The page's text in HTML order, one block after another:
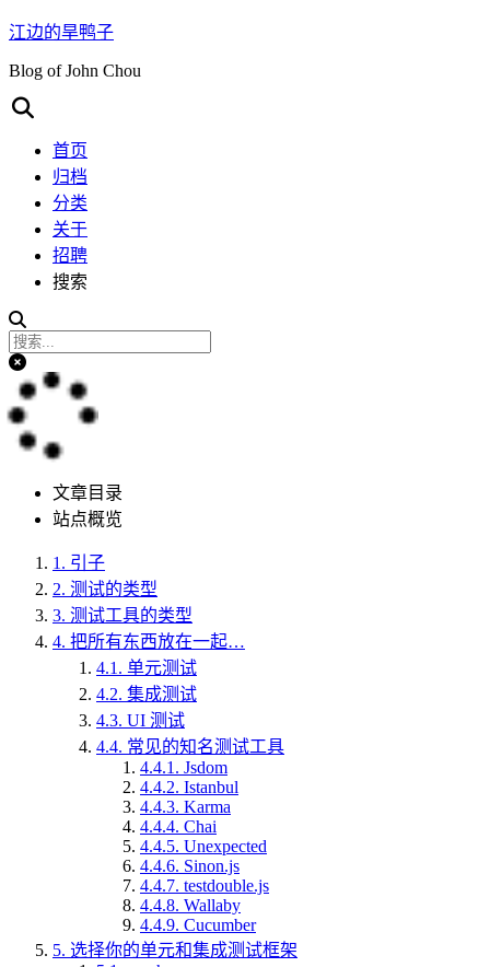
江边的旱鸭子
Blog of John Chou
首页
归档
分类
关于
招聘
搜索
文章目录
站点概览
1. 引子
2. 测试的类型
3. 测试工具的类型
4. 把所有东西放在一起…
4.1. 单元测试
4.2. 集成测试
4.3. UI 测试
4.4. 常见的知名测试工具
4.4.1. Jsdom
4.4.2. Istanbul
4.4.3. Karma
4.4.4. Chai
4.4.5. Unexpected
4.4.6. Sinon.js
4.4.7. testdouble.js
4.4.8. Wallaby
4.4.9. Cucumber
5. 选择你的单元和集成测试框架